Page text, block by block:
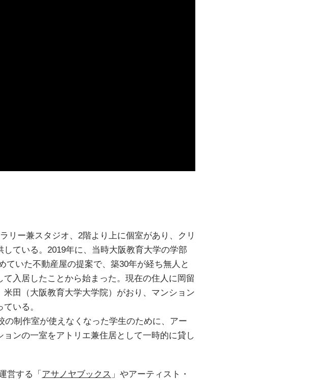
リー兼スタジオ、2階より上に個室があり、クリ
ている。2019年に、当時大阪教育大学の学部
いた不動産屋の提案で、築30年が経ち無人と
入居したことから始まった。現在の住人に岡留
田（大阪教育大学大学院）がおり、マンション
いる。
制作室が使えなくなった学生のために、アー
ンの一室をアトリエ兼住居として一時的に貸し
営する「 アサノヤブックス 」やアーティスト・